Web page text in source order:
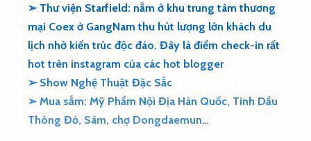
➢ Thư viện Starfield: nằm ở khu trung tâm thương
mại Coex ở GangNam thu hút lượng lớn khách du
lịch nhờ kiến trúc độc đáo. Đây là điểm check-in rất
hot trên instagram của các hot blogger
➢ Show Nghệ Thuật Đặc Sắc
➢ Mua sắm: Mỹ Phẩm Nội Địa Hàn Quốc, Tinh Dầu
Thông Đỏ, Sâm, chợ Dongdaemun…